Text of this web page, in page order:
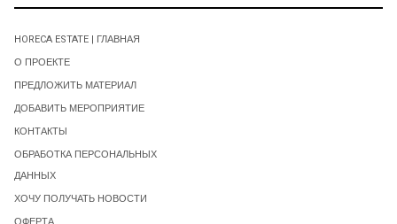
HORECA ESTATE | ГЛАВНАЯ
О ПРОЕКТЕ
ПРЕДЛОЖИТЬ МАТЕРИАЛ
ДОБАВИТЬ МЕРОПРИЯТИЕ
КОНТАКТЫ
ОБРАБОТКА ПЕРСОНАЛЬНЫХ
ДАННЫХ
ХОЧУ ПОЛУЧАТЬ НОВОСТИ